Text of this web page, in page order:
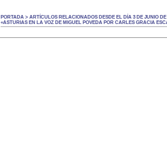
PORTADA > ARTÍCULOS RELACIONADOS DESDE EL DÍA 3 DE JUNIO DE
«ASTURIAS EN LA VOZ DE MIGUEL POVEDA POR CARLES GRACIA